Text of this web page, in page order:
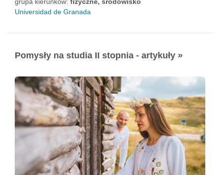
Universidad de Granada
Pomysły na studia II stopnia - artykuły »